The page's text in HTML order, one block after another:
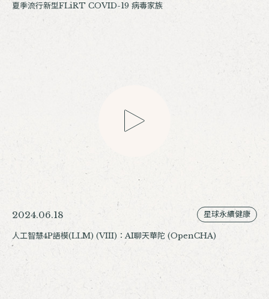
夏季流行新型FLiRT COVID-19 病毒家族
2024.06.18 星球永續健康
人工智慧4P語模(LLM) (VIII)：AI聊天華陀 (OpenCHA)